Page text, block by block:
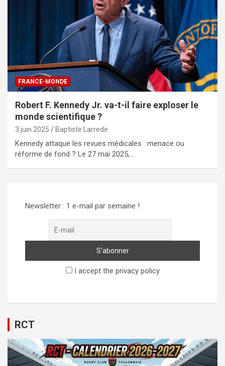
FRANCE-MONDE
Robert F. Kennedy Jr. va-t-il faire exploser le
monde scientifique ?
3 juin 2025 Baptiste Larrede
Kennedy attaque les revues médicales : menace ou
réforme de fond ? Le 27 mai 2025,…
Newsletter : 1 e-mail par semaine !
I accept the privacy policy
RCT